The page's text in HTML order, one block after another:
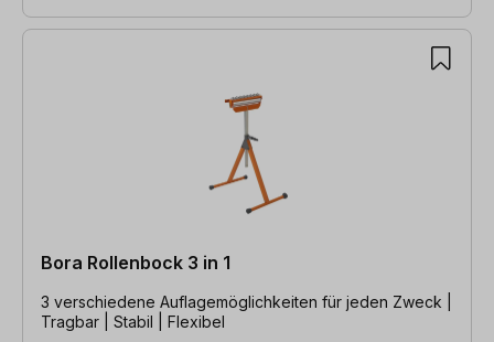
Bora Rollenbock 3 in 1
3 verschiedene Auflagemöglichkeiten für jeden Zweck |
Tragbar | Stabil | Flexibel